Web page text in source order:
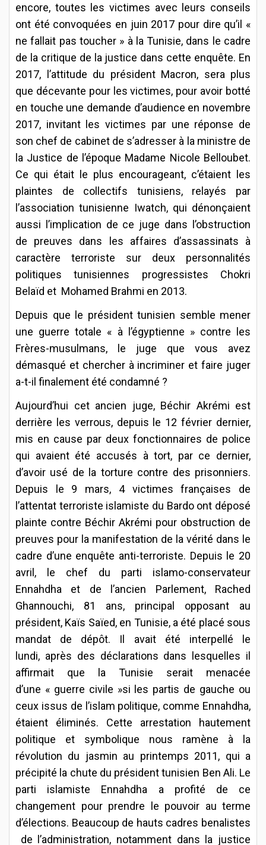
encore, toutes les victimes avec leurs conseils
ont été convoquées en juin 2017 pour dire qu’il «
ne fallait pas toucher » à la Tunisie, dans le cadre
de la critique de la justice dans cette enquête. En
2017, l’attitude du président Macron, sera plus
que décevante pour les victimes, pour avoir botté
en touche une demande d’audience en novembre
2017, invitant les victimes par une réponse de
son chef de cabinet de s’adresser à la ministre de
la Justice de l’époque Madame Nicole Belloubet.
Ce qui était le plus encourageant, c’étaient les
plaintes de collectifs tunisiens, relayés par
l’association tunisienne Iwatch, qui dénonçaient
aussi l’implication de ce juge dans l’obstruction
de preuves dans les affaires d’assassinats à
caractère terroriste sur deux personnalités
politiques tunisiennes progressistes Chokri
Belaïd et Mohamed Brahmi en 2013.
Depuis que le président tunisien semble mener
une guerre totale « à l’égyptienne » contre les
Frères-musulmans, le juge que vous avez
démasqué et chercher à incriminer et faire juger
a-t-il finalement été condamné ?
Aujourd’hui cet ancien juge, Béchir Akrémi est
derrière les verrous, depuis le 12 février dernier,
mis en cause par deux fonctionnaires de police
qui avaient été accusés à tort, par ce dernier,
d’avoir usé de la torture contre des prisonniers.
Depuis le 9 mars, 4 victimes françaises de
l’attentat terroriste islamiste du Bardo ont déposé
plainte contre Béchir Akrémi pour obstruction de
preuves pour la manifestation de la vérité dans le
cadre d’une enquête anti-terroriste. Depuis le 20
avril, le chef du parti islamo-conservateur
Ennahdha et de l’ancien Parlement, Rached
Ghannouchi, 81 ans, principal opposant au
président, Kaïs Saïed, en Tunisie, a été placé sous
mandat de dépôt. Il avait été interpellé le
lundi, après des déclarations dans lesquelles il
affirmait que la Tunisie serait menacée
d’une « guerre civile »si les partis de gauche ou
ceux issus de l’islam politique, comme Ennahdha,
étaient éliminés. Cette arrestation hautement
politique et symbolique nous ramène à la
révolution du jasmin au printemps 2011, qui a
précipité la chute du président tunisien Ben Ali. Le
parti islamiste Ennahdha a profité de ce
changement pour prendre le pouvoir au terme
d’élections. Beaucoup de hauts cadres benalistes
de l’administration, notamment dans la justice